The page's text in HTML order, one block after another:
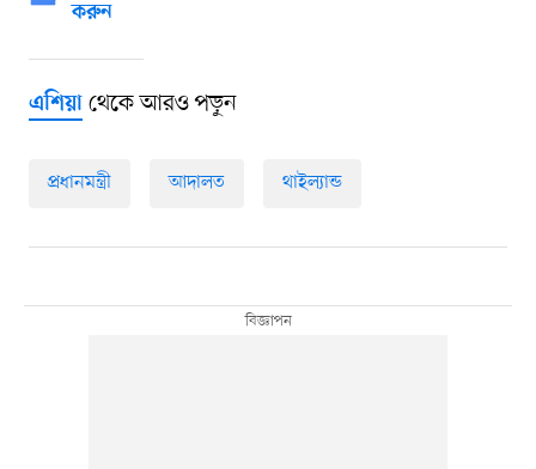
করুন
এশিয়াথেকে আরও পড়ুন
প্রধানমন্ত্রী আদালত থাইল্যান্ড